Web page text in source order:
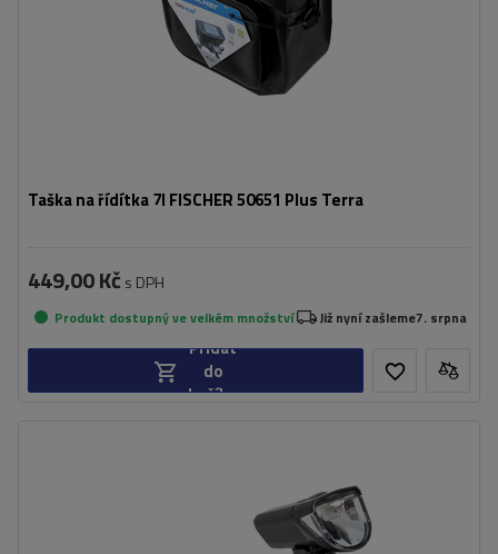
Taška na řídítka 7l FISCHER 50651 Plus Terra
449,00 Kč s DPH
Produkt dostupný ve velkém množství Již nyní zašleme7. srpna
Přidat
do
košíku